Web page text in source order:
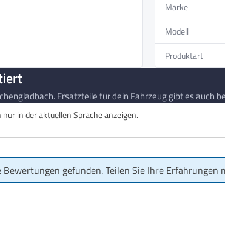
Marke
Modell
Produktart
Ersatzteile für dein Fahrzeug gibt es auch
in der aktuellen Sprache anzeigen.
Bewertungen gefunden. Teilen Sie Ihre Erfahrungen